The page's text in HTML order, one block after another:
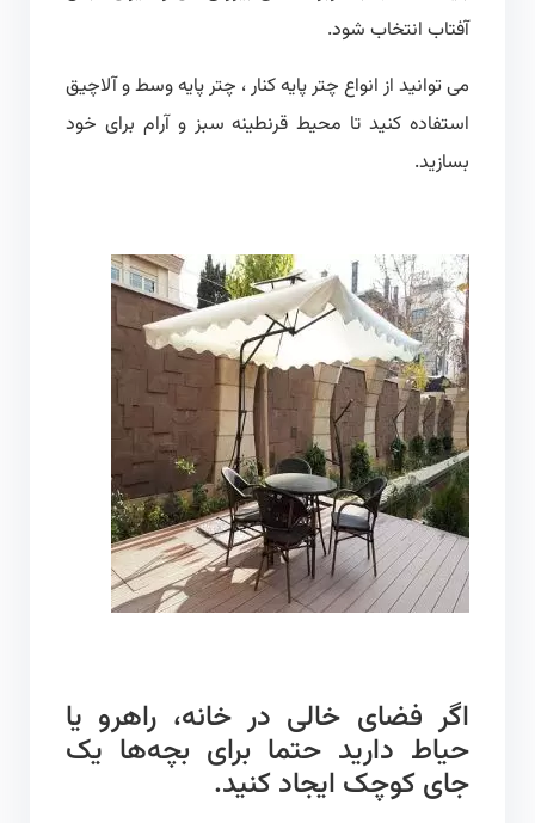
آفتاب انتخاب شود.
می توانید از انواع چتر پایه کنار ، چتر پایه وسط و آلاچیق
استفاده کنید تا محیط قرنطینه سبز و آرام برای خود
اگر فضای خالی در خانه، راهرو یا
حیاط دارید حتما برای بچه‌ها یک
جای کوچک ایجاد کنید.